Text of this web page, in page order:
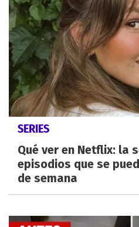
SERIES
Qué ver en Netflix: la
episodios que se
de semana